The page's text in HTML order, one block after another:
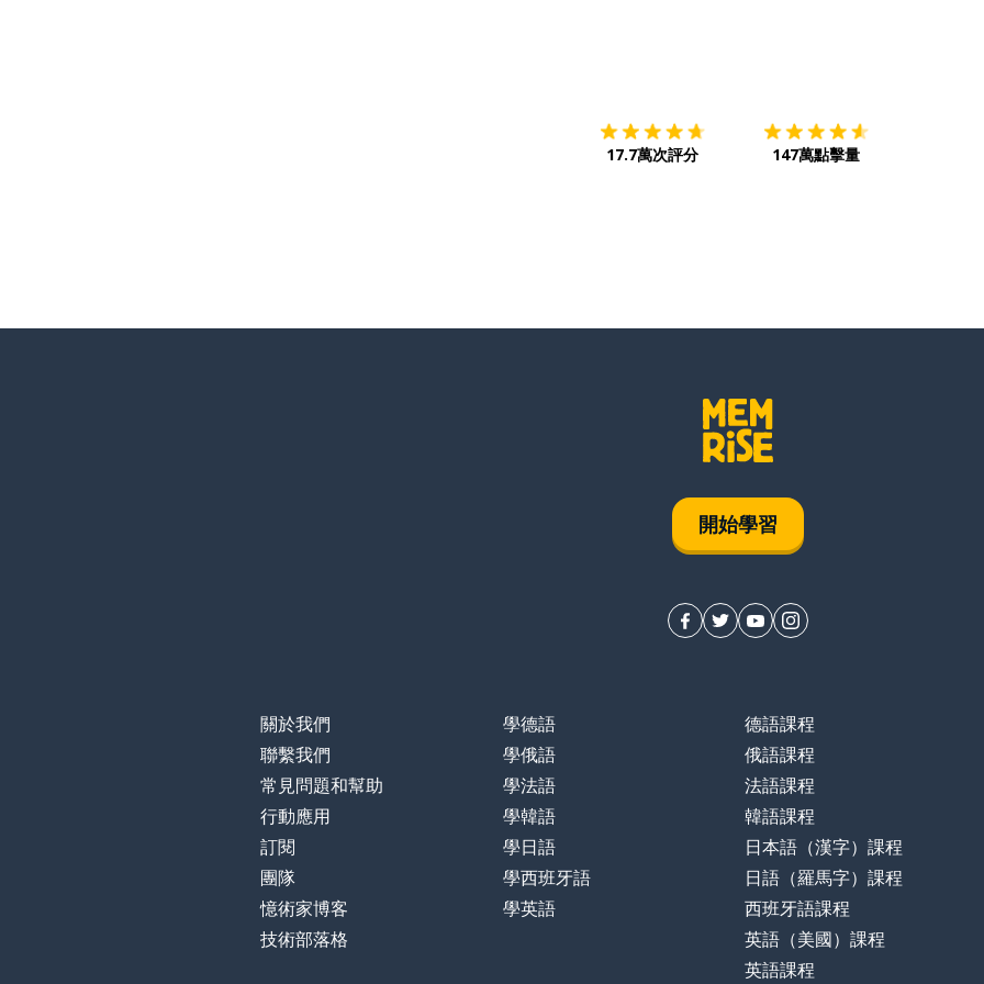
17.7萬次評分 147萬點擊量
開始學習
關於我們
聯繫我們
常見問題和幫助
行動應用
訂閱
團隊
憶術家博客
技術部落格
學德語
學俄語
學法語
學韓語
學日語
學西班牙語
學英語
德語課程
俄語課程
法語課程
韓語課程
日本語（漢字）課程
日語（羅馬字）課程
西班牙語課程
英語（美國）課程
英語課程